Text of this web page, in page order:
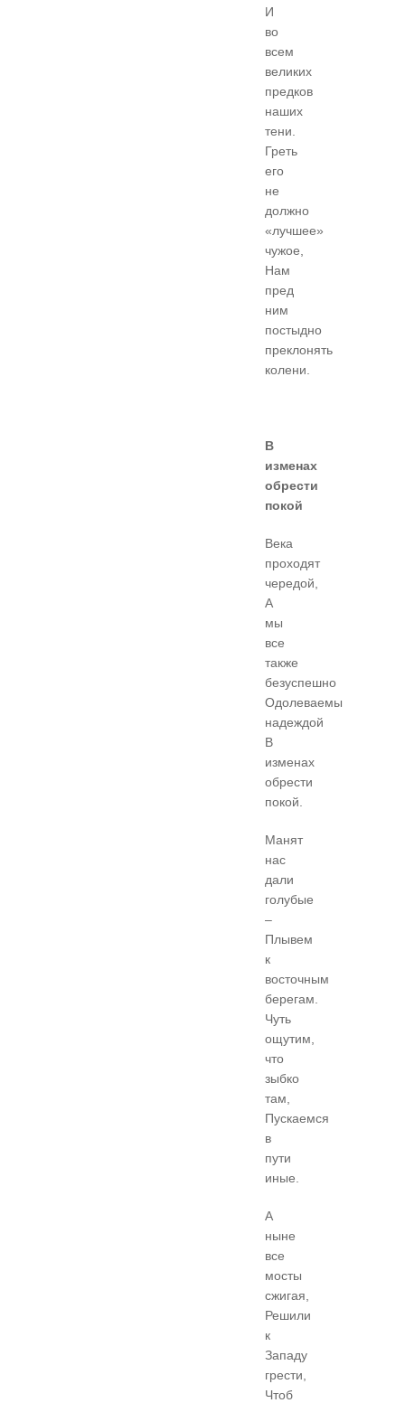
И
во
всем
великих
предков
наших
тени.
Греть
его
не
должно
«лучшее»
чужое,
Нам
пред
ним
постыдно
преклонять
колени.
В
изменах
обрести
покой
Века
проходят
чередой,
А
мы
все
также
безуспешно
Одолеваемы
надеждой
В
изменах
обрести
покой.
Манят
нас
дали
голубые
–
Плывем
к
восточным
берегам.
Чуть
ощутим,
что
зыбко
там,
Пускаемся
в
пути
иные.
А
ныне
все
мосты
сжигая,
Решили
к
Западу
грести,
Чтоб